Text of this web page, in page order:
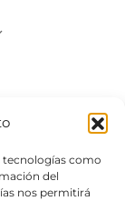
tecnologías como
del
nos permitirá